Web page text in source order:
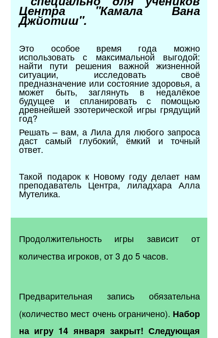
Центра "Камала Вана
Джйотиш".
Это особое время года можно
использовать с максимальной выгодой:
найти пути решения важной жизненной
ситуации, исследовать своё
предназначение или состояние здоровья, а
может быть, заглянуть в недалёкое
будущее и спланировать с помощью
древнейшей эзотерической игры грядущий
год?
Решать – вам, а Лила для любого запроса
даст самый глубокий, ёмкий и точный
ответ.
Такой подарок к Новому году делает нам
преподаватель Центра, лиладхара Алла
Мутелика.
Продолжительность игры зависит от
количества игроков, от 3 до 5 часов.
Предварительная запись обязательна
(количество мест очень ограничено). Набор
на игру 14 января закрыт! Следующая